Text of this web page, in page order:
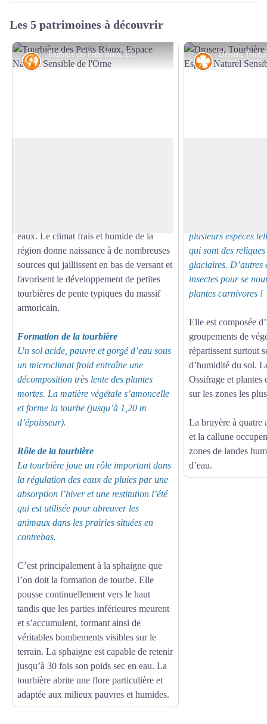
Les 5 patrimoines à découvrir
Tourbière des Petits Riaux, Espace Naturel Sensible de l'Orne - C. Felloni
Géologie
eaux. Le climat frais et humide de la
région donne naissance à de nombreuses
sources qui jaillissent en bas de versant et
favorisent le développement de petites
tourbières de pente typiques du massif
armoricain.
Formation de la tourbière
Un sol acide, pauvre et gorgé d’eau sous
un microclimat froid entraîne une
décomposition très lente des plantes
mortes. La matière végétale s’amoncelle
et forme la tourbe (jusqu’à 1,20 m
d’épaisseur).
Rôle de la tourbière
La tourbière joue un rôle important dans
la régulation des eaux de pluies par une
absorption l’hiver et une restitution l’été
qui est utilisée pour abreuver les
animaux dans les prairies situées en
contrebas.
C’est principalement à la sphaigne que
l’on doit la formation de tourbe. Elle
pousse continuellement vers le haut
tandis que les parties inférieures meurent
et s’accumulent, formant ainsi de
véritables bombements visibles sur le
terrain. La sphaigne est capable de retenir
jusqu’à 30 fois son poids sec en eau. La
tourbière abrite une flore particulière et
adaptée aux milieux pauvres et humides.
Flore
plusieurs espèces
qui sont des
glaciaires. D’autres
insectes pour se
plantes carnivores !
Elle est composée
groupements de
répartissent surtout
d’humidité du sol.
Ossifrage et plantes
sur les zones les
La bruyère à quatre
et la callune
zones de landes
d’eau.